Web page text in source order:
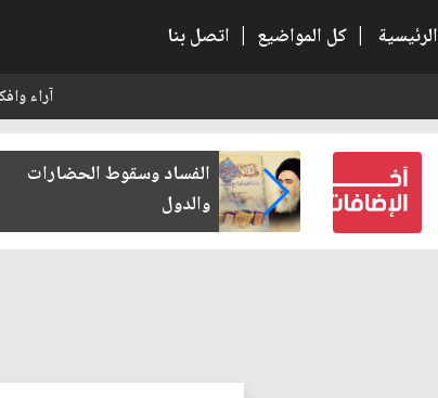
الرئيسية | كل المواضيع | اتصل بنا
آراء
كتب لنفسه
الفساد وسقوط الحضارات
والدول